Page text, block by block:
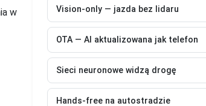
w
Vision-only — jazda bez lidaru
OTA — AI aktualizowana jak telefon
Sieci neuronowe widzą drogę
Hands-free na autostradzie